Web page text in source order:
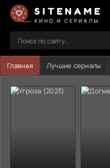
SITENAME
КИНО И СЕРИАЛЫ
Главная Лучшие сериалы